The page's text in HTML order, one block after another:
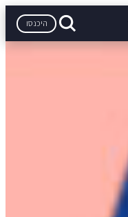
היכנסו